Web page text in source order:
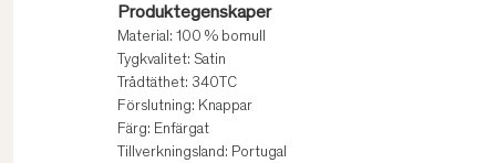
Produktegenskaper
Material: 100 % bomull
Tygkvalitet: Satin
Trådtäthet: 340TC
Förslutning: Knappar
Färg: Enfärgat
Tillverkningsland: Portugal